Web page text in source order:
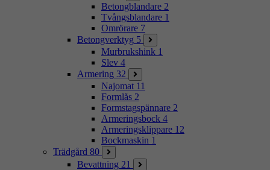
Betongblandare 2
Tvångsblandare 1
Omrörare 7
Betongverktyg 5
Murbrukshink 1
Slev 4
Armering 32
Najomat 11
Formlås 2
Formstagspännare 2
Armeringsbock 4
Armeringsklippare 12
Bockmaskin 1
Trädgård 80
Bevattning 21